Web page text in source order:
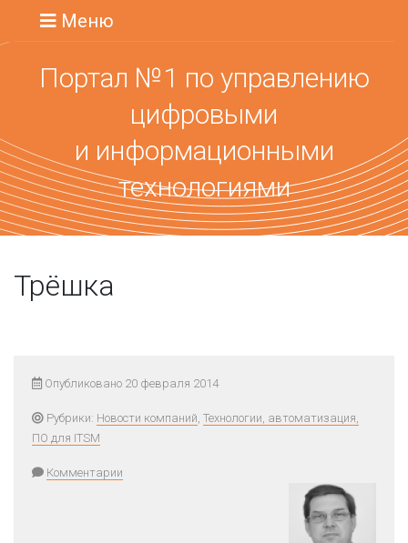
Меню
Портал №1 по управлению
цифровыми
и информационными
технологиями
Трёшка
Опубликовано 20 февраля 2014
Рубрики: Новости компаний, Технологии, автоматизация,
ПО для ITSM
Комментарии